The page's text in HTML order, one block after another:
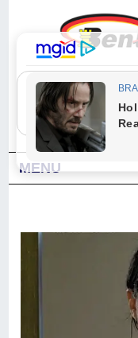
"Sesungguhnya Allah
Wahai orang-orang
ucapkanlah salam
MENU